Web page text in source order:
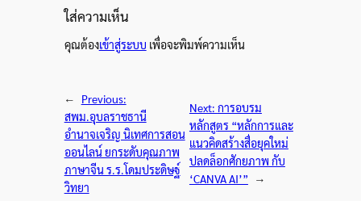
ใส่ความเห็น
คุณต้องเข้าสู่ระบบ เพื่อจะพิมพ์ความเห็น
←
Previous:
สพม.อุบลราชธานี
อำนาจเจริญ นิเทศการสอน
ออนไลน์ ยกระดับคุณภาพ
ภาษาจีน ร.ร.โดมประดิษฐ์
วิทยา
Next: การอบรม
หลักสูตร “หลักการและ
แนวคิดสร้างสื่อยุคใหม่
ปลดล็อกศักยภาพ กับ
‘CANVA AI’”
→